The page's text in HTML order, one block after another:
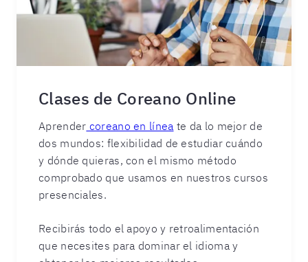
Clases de Coreano Online
Aprender coreano en línea te da lo mejor de
dos mundos: flexibilidad de estudiar cuándo
y dónde quieras, con el mismo método
comprobado que usamos en nuestros cursos
presenciales.
Recibirás todo el apoyo y retroalimentación
que necesites para dominar el idioma y